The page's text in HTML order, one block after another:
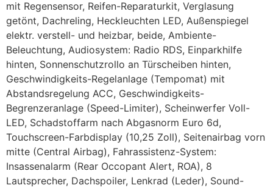
mit Regensensor, Reifen-Reparaturkit, Verglasung
getönt, Dachreling, Heckleuchten LED, Außenspiegel
elektr. verstell- und heizbar, beide, Ambiente-
Beleuchtung, Audiosystem: Radio RDS, Einparkhilfe
hinten, Sonnenschutzrollo an Türscheiben hinten,
Geschwindigkeits-Regelanlage (Tempomat) mit
Abstandsregelung ACC, Geschwindigkeits-
Begrenzeranlage (Speed-Limiter), Scheinwerfer Voll-
LED, Schadstoffarm nach Abgasnorm Euro 6d,
Touchscreen-Farbdisplay (10,25 Zoll), Seitenairbag vorn
mitte (Central Airbag), Fahrassistenz-System:
Insassenalarm (Rear Occopant Alert, ROA), 8
Lautsprecher, Dachspoiler, Lenkrad (Leder), Sound-